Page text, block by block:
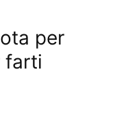
per
farti